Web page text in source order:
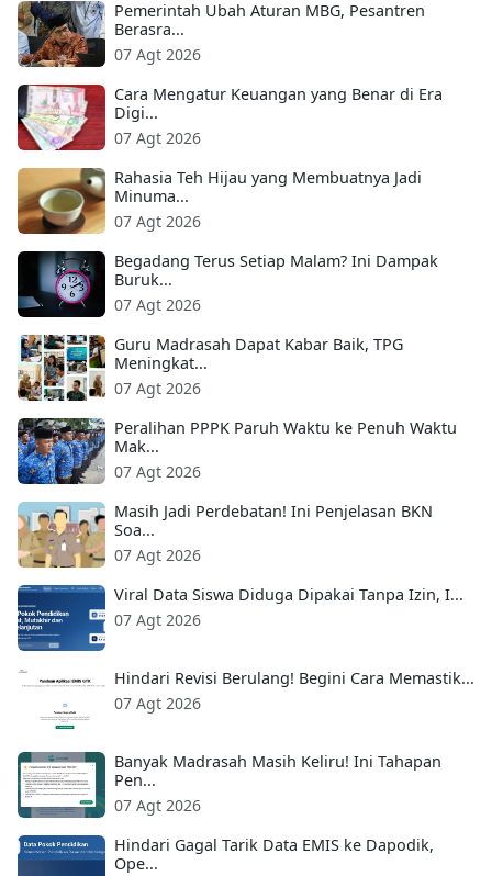
Pemerintah Ubah Aturan MBG, Pesantren
Berasra...
07 Agt 2026
Cara Mengatur Keuangan yang Benar di Era
Digi...
07 Agt 2026
Rahasia Teh Hijau yang Membuatnya Jadi
Minuma...
07 Agt 2026
Begadang Terus Setiap Malam? Ini Dampak
Buruk...
07 Agt 2026
Guru Madrasah Dapat Kabar Baik, TPG
Meningkat...
07 Agt 2026
Peralihan PPPK Paruh Waktu ke Penuh Waktu
Mak...
07 Agt 2026
Masih Jadi Perdebatan! Ini Penjelasan BKN
Soa...
07 Agt 2026
Viral Data Siswa Diduga Dipakai Tanpa Izin, I...
07 Agt 2026
Hindari Revisi Berulang! Begini Cara Memastik...
07 Agt 2026
Banyak Madrasah Masih Keliru! Ini Tahapan
Pen...
07 Agt 2026
Hindari Gagal Tarik Data EMIS ke Dapodik,
Ope...